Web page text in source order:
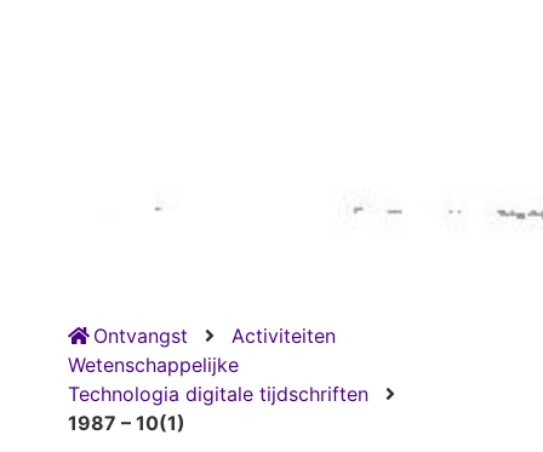
Ontvangst
Activiteiten
Wetenschappelijke
Technologia digitale tijdschriften
1987 – 10(1)